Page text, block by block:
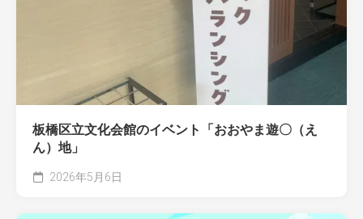
板橋区立文化会館のイベント「おおやま遊〇（え
ん）地」
2026年5月6日